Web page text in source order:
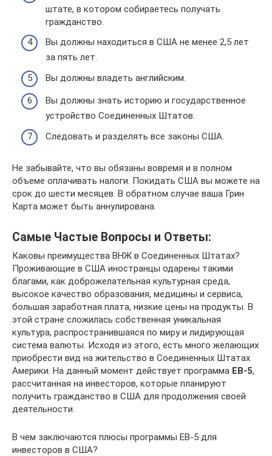
штате, в котором собираетесь получать
гражданство.
Вы должны находиться в США не менее 2,5 лет
за пять лет.
Вы должны владеть английским.
Вы должны знать историю и государственное
устройство Соединенных Штатов.
Следовать и разделять все законы США.
Не забывайте, что вы обязаны вовремя и в полном
объеме оплачивать налоги. Покидать США вы можете на
срок до шести месяцев. В обратном случае ваша Грин
Карта может быть аннулирована.
Самые Частые Вопросы и Ответы:
Каковы преимущества ВНЖ в Соединенных Штатах?
Проживающие в США иностранцы одарены такими
благами, как доброжелательная культурная среда,
высокое качество образования, медицины и сервиса,
большая заработная плата, низкие цены на продукты. В
этой стране сложилась собственная уникальная
культура, распространившаяся по миру и лидирующая
система валюты. Исходя из этого, есть много желающих
приобрести вид на жительство в Соединенных Штатах
Америки. На данный момент действует программа EB-5,
рассчитанная на инвесторов, которые планируют
получить гражданство в США для продолжения своей
деятельности.
В чем заключаются плюсы программы EB-5 для
инвесторов в США?